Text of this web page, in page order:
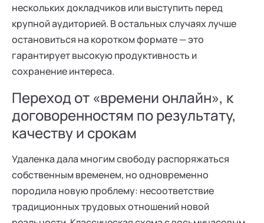
нескольких докладчиков или выступить перед
крупной аудиторией. В остальных случаях лучше
остановиться на коротком формате — это
гарантирует высокую продуктивность и
сохранение интереса.
Переход от «времени онлайн», к
договоренностям по результату,
качеству и срокам
Удаленка дала многим свободу распоряжаться
собственным временем, но одновременно
породила новую проблему: несоответствие
традиционных трудовых отношений новой